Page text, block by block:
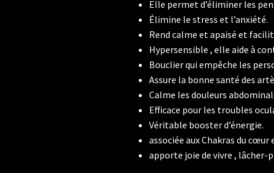
Elle permet d’éliminer les
Élimine le stress et l’anxiété.
Rend calme et apaisé et
Hypersensible , elle aide à
Bouclier qui empêche les
Assure la bonne santé des
Calme les douleurs
Efficace pour les troubles
Véritable booster d’énergie.
associée aux Chakras du cœur
apporte joie de vivre , lâcher-